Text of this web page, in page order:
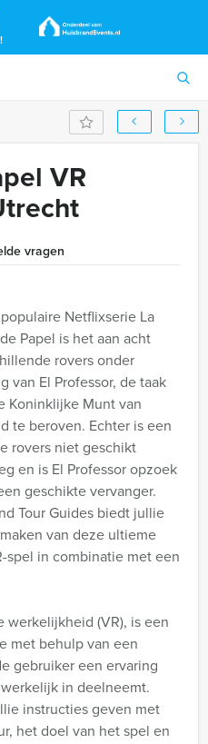
VR
vragen
Netflixserie La
Papel is het aan acht
rovers onder
van El Professor, de taak
Koninklijke Munt van
te beroven. Echter is een
rovers niet geschikt
en is El Professor opzoek
geschikte vervanger.
Tour Guides biedt jullie
van deze ultieme
spel in combinatie met een
(VR), is een
met behulp van een
gebruiker een ervaring
in deelneemt.
instructies geven met
het doel van het spel en